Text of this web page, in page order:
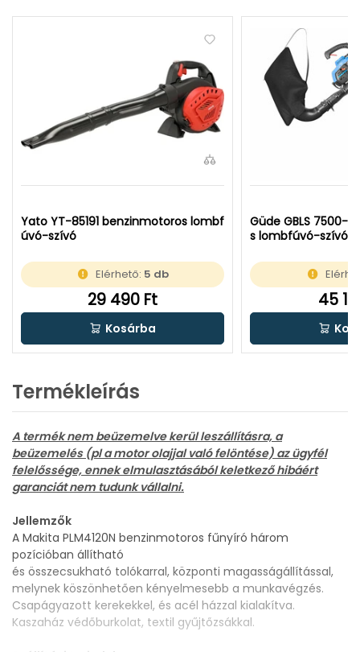
Yato YT-85191 benzinmotoros lombf
úvó-szívó
Elérhető: 5 db
29 490 Ft
Kosárba
Güde GBLS 7500-
s lombfúvó-szívó
45
Termékleírás
A termék nem beüzemelve kerül leszállításra, a
beüzemelés (pl a motor olajjal való felöntése) az ügyfél
felelőssége, ennek elmulasztásából keletkező hibáért
garanciát nem tudunk vállalni.
Jellemzők
A Makita PLM4120N benzinmotoros fűnyíró három
pozícióban állítható
és összecsukható tolókarral, központi magasságállítással,
melynek köszönhetően kényelmesebb a munkavégzés.
Csapágyazott kerekekkel, és acél házzal kialakítva.
Kaszaház védőburkolat, textil gyűjtőzsákkal.